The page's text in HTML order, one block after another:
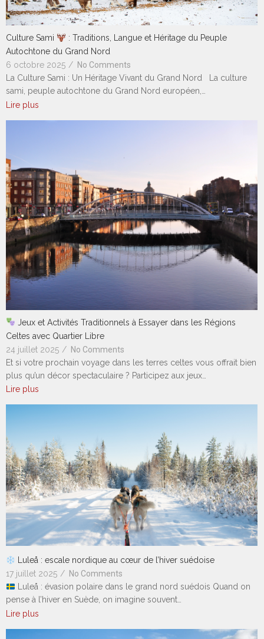
Culture Sami
: Traditions, Langue et Héritage du Peuple
Autochtone du Grand Nord
6 octobre 2025 / No Comments
La Culture Sami : Un Héritage Vivant du Grand Nord La culture
sami, peuple autochtone du Grand Nord européen,…
Lire plus
Jeux et Activités Traditionnels à Essayer dans les Régions
Celtes avec Quartier Libre
24 juillet 2025 / No Comments
Et si votre prochain voyage dans les terres celtes vous offrait bien
plus qu’un décor spectaculaire ? Participez aux jeux…
Lire plus
Luleå : escale nordique au cœur de l’hiver suédoise
17 juillet 2025 / No Comments
Luleå : évasion polaire dans le grand nord suédois Quand on
pense à l’hiver en Suède, on imagine souvent…
Lire plus